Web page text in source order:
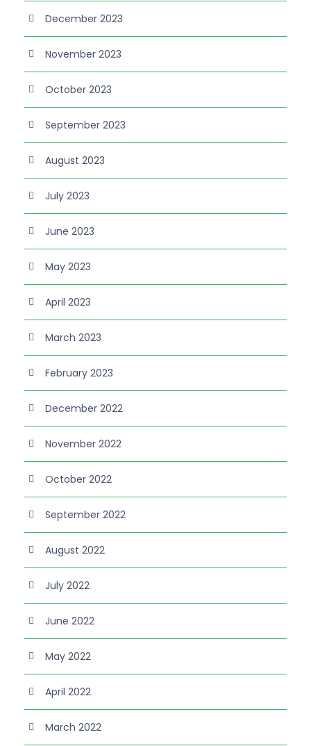
December 2023
November 2023
October 2023
September 2023
August 2023
July 2023
June 2023
May 2023
April 2023
March 2023
February 2023
December 2022
November 2022
October 2022
September 2022
August 2022
July 2022
June 2022
May 2022
April 2022
March 2022